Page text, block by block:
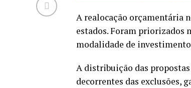
A realocação orçamentária
estados. Foram priorizados
modalidade de
A distribuição das
decorrentes das exclusões,